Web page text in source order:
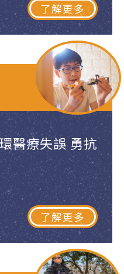
了解更多
醫療失誤 勇抗
了解更多